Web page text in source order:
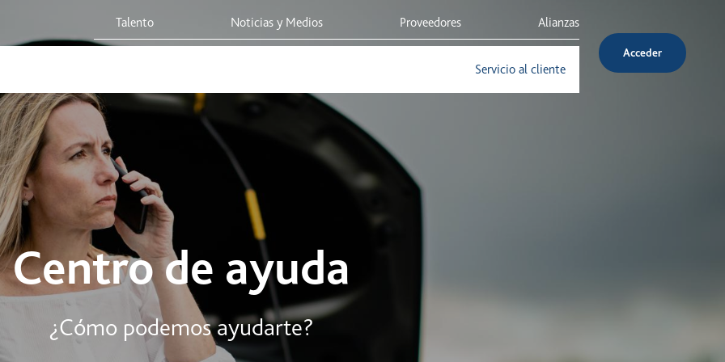
Talento Noticias y Medios Proveedores Alianzas
Servicio al cliente
Acceder
Centro de ayuda
¿Cómo podemos ayudarte?